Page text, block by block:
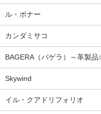
ル・ボナー
カンダミサコ
BAGERA（バゲラ）～革製品
Skywind
イル・クアドリフォリオ